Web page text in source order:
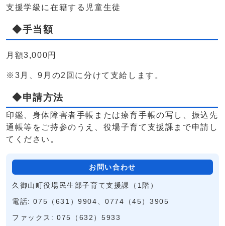
支援学級に在籍する児童生徒
◆手当額
月額3,000円
※3月、9月の2回に分けて支給します。
◆申請方法
印鑑、身体障害者手帳または療育手帳の写し、振込先
通帳等をご持参のうえ、役場子育て支援課まで申請し
てください。
お問い合わせ
久御山町役場民生部子育て支援課（1階）
電話: 075（631）9904、0774（45）3905
ファックス: 075（632）5933